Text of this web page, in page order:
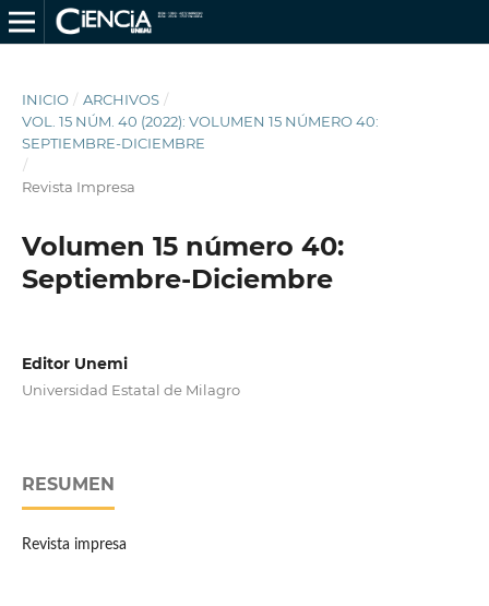
INICIO / ARCHIVOS /
VOL. 15 NÚM. 40 (2022): VOLUMEN 15 NÚMERO 40:
SEPTIEMBRE-DICIEMBRE
/
Revista Impresa
Volumen 15 número 40:
Septiembre-Diciembre
Editor Unemi
Universidad Estatal de Milagro
RESUMEN
Revista impresa